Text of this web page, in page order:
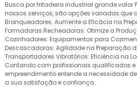
Busca por fritadeira industrial grande valor
nossos serviços, são opções variadas que
Branqueadores: Aumente a Eficácia na
Formadoras Recheadoras: Otimize a
Cozinhadores: Equipamentos para
Descascadoras: Agilidade na Preparação
Transportadores Vibratórios: Eficiência na
Contando com profissionais qualificados e
empreendimento entende a necessidade
a sua satisfação e confiança.